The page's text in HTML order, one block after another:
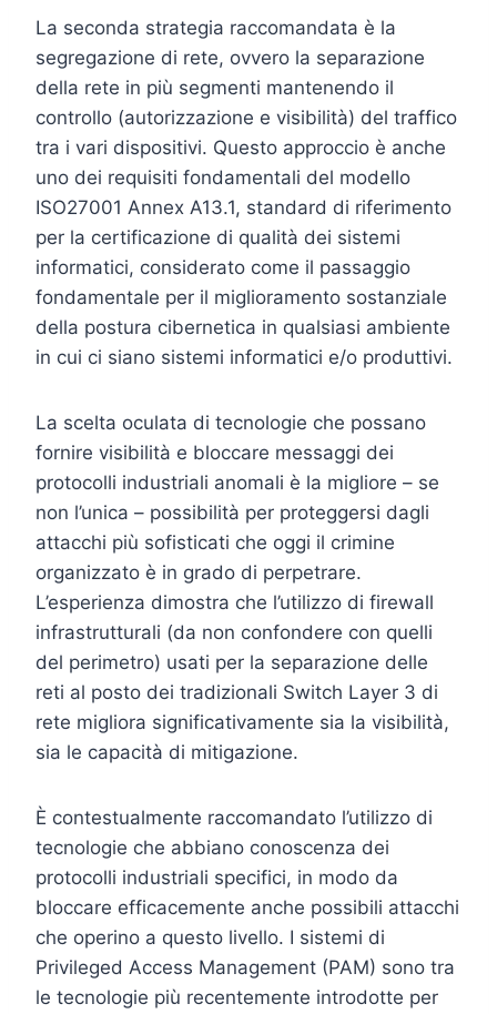
La seconda strategia raccomandata è la
segregazione di rete, ovvero la separazione
della rete in più segmenti mantenendo il
controllo (autorizzazione e visibilità) del traffico
tra i vari dispositivi. Questo approccio è anche
uno dei requisiti fondamentali del modello
ISO27001 Annex A13.1, standard di riferimento
per la certificazione di qualità dei sistemi
informatici, considerato come il passaggio
fondamentale per il miglioramento sostanziale
della postura cibernetica in qualsiasi ambiente
in cui ci siano sistemi informatici e/o produttivi.
La scelta oculata di tecnologie che possano
fornire visibilità e bloccare messaggi dei
protocolli industriali anomali è la migliore – se
non l’unica – possibilità per proteggersi dagli
attacchi più sofisticati che oggi il crimine
organizzato è in grado di perpetrare.
L’esperienza dimostra che l’utilizzo di firewall
infrastrutturali (da non confondere con quelli
del perimetro) usati per la separazione delle
reti al posto dei tradizionali Switch Layer 3 di
rete migliora significativamente sia la visibilità,
sia le capacità di mitigazione.
È contestualmente raccomandato l’utilizzo di
tecnologie che abbiano conoscenza dei
protocolli industriali specifici, in modo da
bloccare efficacemente anche possibili attacchi
che operino a questo livello. I sistemi di
Privileged Access Management (PAM) sono tra
le tecnologie più recentemente introdotte per